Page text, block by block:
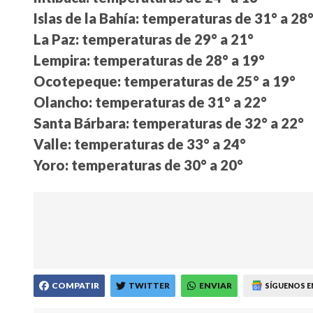
Islas de la Bahía: temperaturas de 31° a 28°
La Paz: temperaturas de 29° a 21°
Lempira: temperaturas de 28° a 19°
Ocotepeque: temperaturas de 25° a 19°
Olancho: temperaturas de 31° a 22°
Santa Bárbara: temperaturas de 32° a 22°
Valle: temperaturas de 33° a 24°
Yoro: temperaturas de 30° a 20°
COMPATIR TWITTER ENVIAR SÍGUENOS